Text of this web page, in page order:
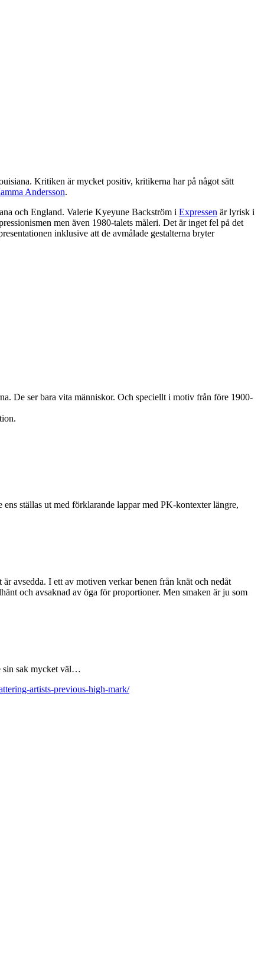
Kritiken är mycket positiv, kritikerna har på något sätt
Andersson.
och England. Valerie Kyeyune Backström i Expressen är lyrisk i
men även 1980-talets måleri. Det är inget fel på det
inklusive att de avmålade gestalterna bryter
De ser bara vita människor. Och speciellt i motiv från före 1900-
ställas ut med förklarande lappar med PK-kontexter längre,
avsedda. I ett av motiven verkar benen från knät och nedåt
och avsaknad av öga för proportioner. Men smaken är ju som
sin sak mycket väl…
artists-previous-high-mark/